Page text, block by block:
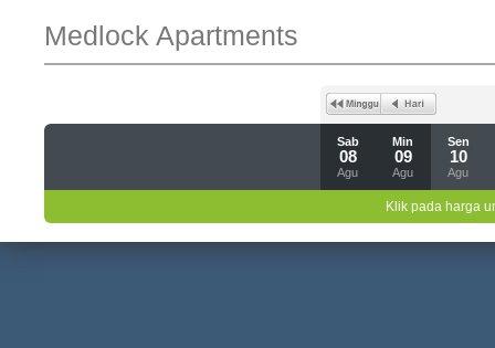
Medlock Apartments
Sab
08
Agu
Min
09
Agu
Sen
10
Agu
Klik pada harga